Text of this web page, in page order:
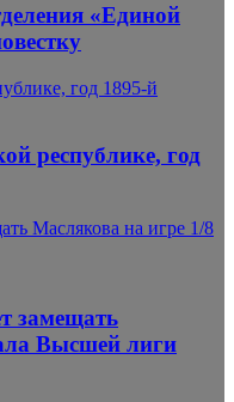
«Единой
год 1895-й
республике, год
Маслякова на игре 1/8
замещать
Высшей лиги